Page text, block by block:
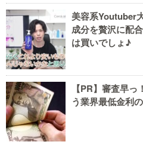
美容系Youtuber
成分を贅沢に配
は買いでしょ♪
【PR】審査早
う業界最低金利